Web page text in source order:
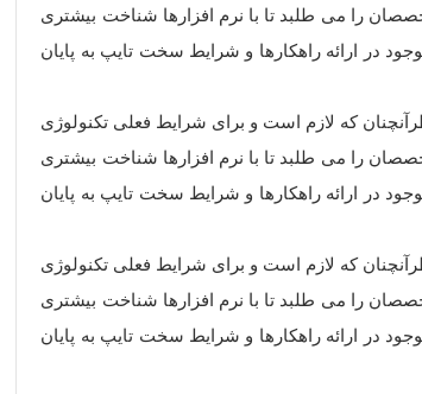
را می طلبد تا با نرم افزارها شناخت بیشتری
در ارائه راهکارها و شرایط سخت تایپ به پایان
که لازم است و برای شرایط فعلی تکنولوژی
را می طلبد تا با نرم افزارها شناخت بیشتری
در ارائه راهکارها و شرایط سخت تایپ به پایان
که لازم است و برای شرایط فعلی تکنولوژی
را می طلبد تا با نرم افزارها شناخت بیشتری
در ارائه راهکارها و شرایط سخت تایپ به پایان